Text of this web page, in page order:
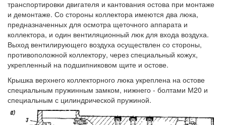
транспортировки двигателя и кантования остова при монтаже
и демонтаже. Со стороны коллектора имеются два люка,
предназначенных для осмотра щеточного аппарата и
коллектора, и один вентиляционный люк для входа воздуха.
Выход вентилирующего воздуха осуществлен со стороны,
противоположной коллектору, через специальный кожух,
укрепленный на подшипниковом щите и остове.
Крышка верхнего коллекторного люка укреплена на остове
специальным пружинным замком, нижнего - болтами М20 и
специальным с цилиндрической пружиной.